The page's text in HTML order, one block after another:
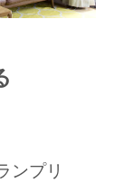
ンプリ